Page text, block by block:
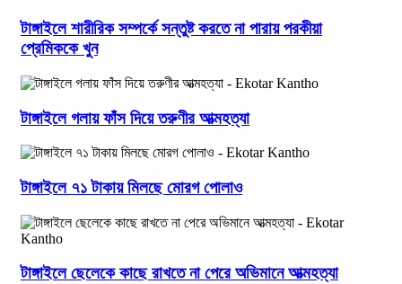
টাঙ্গাইলে শারীরিক সম্পর্কে সন্তুষ্ট করতে না পারায় পরকীয়া
প্রেমিককে খুন
টাঙ্গাইলে গলায় ফাঁস দিয়ে তরুণীর আত্মহত্যা
টাঙ্গাইলে ৭১ টাকায় মিলছে মোরগ পোলাও
টাঙ্গাইলে ছেলেকে কাছে রাখতে না পেরে অভিমানে আত্মহত্যা